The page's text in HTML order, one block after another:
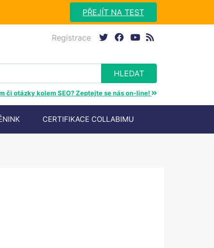
PŘEJÍT NA TEST
Registrace
či otázky kolem SEO? Zeptejte se nás on-line!
CERTIFIKACE COLLABIMU